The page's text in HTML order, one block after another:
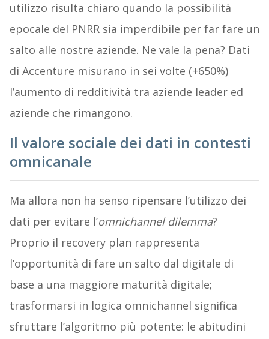
utilizzo risulta chiaro quando la possibilità
epocale del PNRR sia imperdibile per far fare un
salto alle nostre aziende. Ne vale la pena? Dati
di Accenture misurano in sei volte (+650%)
l’aumento di redditività tra aziende leader ed
aziende che rimangono.
Il valore sociale dei dati in contesti
omnicanale
Ma allora non ha senso ripensare l’utilizzo dei
dati per evitare l’omnichannel dilemma?
Proprio il recovery plan rappresenta
l’opportunità di fare un salto dal digitale di
base a una maggiore maturità digitale;
trasformarsi in logica omnichannel significa
sfruttare l’algoritmo più potente: le abitudini